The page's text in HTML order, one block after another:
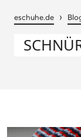
eschuhe.de ›